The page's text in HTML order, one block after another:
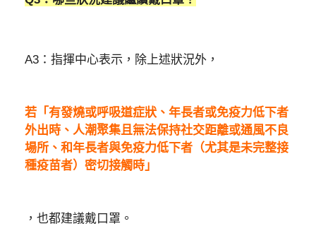
A3：指揮中心表示，除上述狀況外，
若「有發燒或呼吸道症狀、年長者或免疫力低下者
外出時、人潮聚集且無法保持社交距離或通風不良
場所、和年長者與免疫力低下者（尤其是未完整接
種疫苗者）密切接觸時」
，也都建議戴口罩。